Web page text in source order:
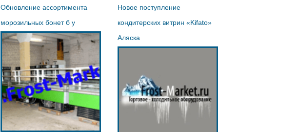
Обновление ассортимента
морозильных бонет б у
Новое поступление
кондитерских витрин «Kifato»
Аляска